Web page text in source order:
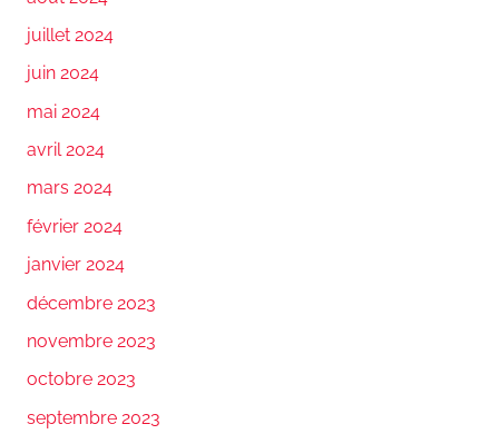
juillet 2024
juin 2024
mai 2024
avril 2024
mars 2024
février 2024
janvier 2024
décembre 2023
novembre 2023
octobre 2023
septembre 2023